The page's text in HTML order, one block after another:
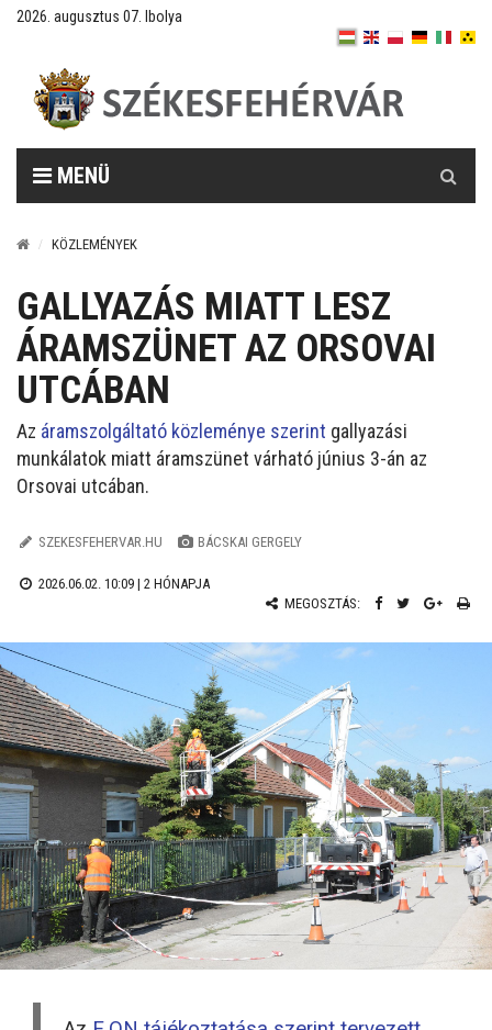
2026. augusztus 07. Ibolya
MENÜ
KÖZLEMÉNYEK
GALLYAZÁS MIATT LESZ
ÁRAMSZÜNET AZ ORSOVAI
UTCÁBAN
Az áramszolgáltató közleménye szerint gallyazási
munkálatok miatt áramszünet várható június 3-án az
Orsovai utcában.
SZEKESFEHERVAR.HU BÁCSKAI GERGELY
2026.06.02. 10:09 | 2 HÓNAPJA
MEGOSZTÁS: